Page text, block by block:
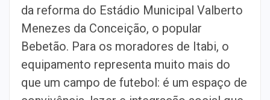
da reforma do Estádio Municipal Valberto
Menezes da Conceição, o popular
Bebetão. Para os moradores de Itabi, o
equipamento representa muito mais do
que um campo de futebol: é um espaço de